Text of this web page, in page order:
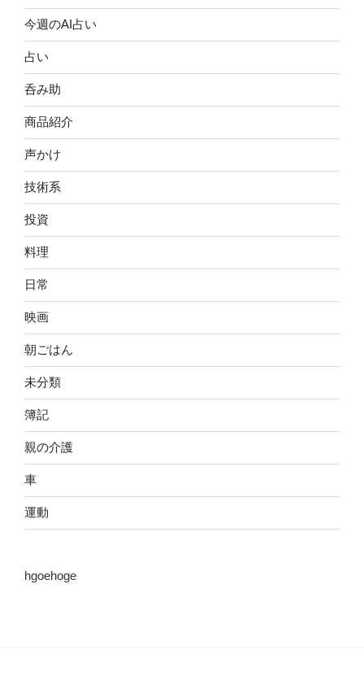
今週のAI占い
占い
呑み助
商品紹介
声かけ
技術系
投資
料理
日常
映画
朝ごはん
未分類
簿記
親の介護
車
運動
hgoehoge